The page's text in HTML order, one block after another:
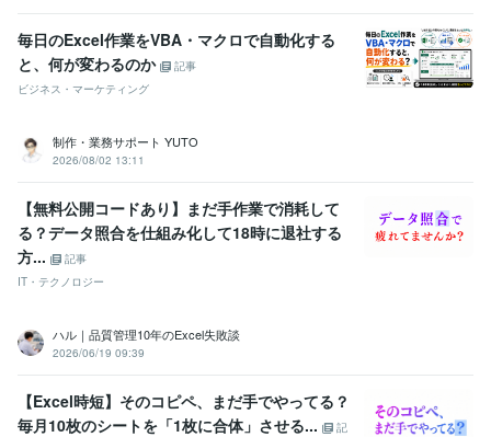
毎日のExcel作業をVBA・マクロで自動化する
と、何が変わるのか
記事
ビジネス・マーケティング
制作・業務サポート YUTO
2026/08/02 13:11
【無料公開コードあり】まだ手作業で消耗して
る？データ照合を仕組み化して18時に退社する
方...
記事
IT・テクノロジー
ハル｜品質管理10年のExcel失敗談
2026/06/19 09:39
【Excel時短】そのコピペ、まだ手でやってる？
毎月10枚のシートを「1枚に合体」させる...
記